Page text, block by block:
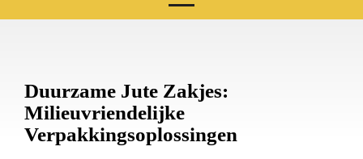
Duurzame Jute Zakjes:
Milieuvriendelijke
Verpakkingsoplossingen